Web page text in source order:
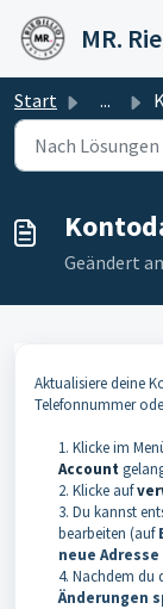
Zum
MR.
Start ...
Geändert
Aktualisiere deine
Telefonnummer
1. Klicke im
Account
2. Klicke auf
3. Du kannst
bearbeiten (auf
neue
4. Nachdem du
Änderungen